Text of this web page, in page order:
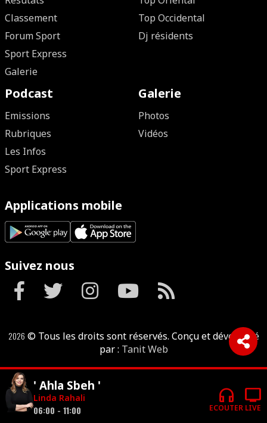
Classement
Forum Sport
Sport Express
Galerie
Top Occidental
Dj résidents
Podcast
Emissions
Rubriques
Les Infos
Sport Express
Galerie
Photos
Vidéos
Applications mobile
Suivez nous
2026 © Tous les droits sont réservés. Conçu et développé
par : Tanit Web
' Ahla Sbeh '
Linda Rahali
06:00 - 11:00
headphones
ECOUTER
tv
LIVE